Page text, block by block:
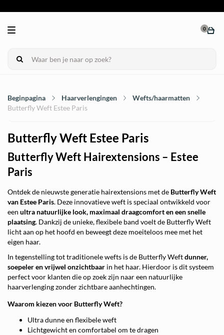
0
Beginpagina Haarverlengingen
Wefts/haarmatten
Butterfly Weft Estee Paris
Butterfly Weft Estee Paris
Butterfly Weft Hairextensions – Estee
Paris
Ontdek de nieuwste generatie hairextensions met de Butterfly Weft
van Estee Paris. Deze innovatieve weft is speciaal ontwikkeld voor
een ultra natuurlijke look, maximaal draagcomfort en een snelle
plaatsing. Dankzij de unieke, flexibele band voelt de Butterfly Weft
licht aan op het hoofd en beweegt deze moeiteloos mee met het
eigen haar.
In tegenstelling tot traditionele wefts is de Butterfly Weftdunner,
soepeler en vrijwel onzichtbaar in het haar. Hierdoor is dit systeem
perfect voor klanten die op zoek zijn naar een natuurlijke
haarverlenging zonder zichtbare aanhechtingen.
Waarom kiezen voor Butterfly Weft?
Ultra dunne en flexibele weft
Lichtgewicht en comfortabel om te dragen